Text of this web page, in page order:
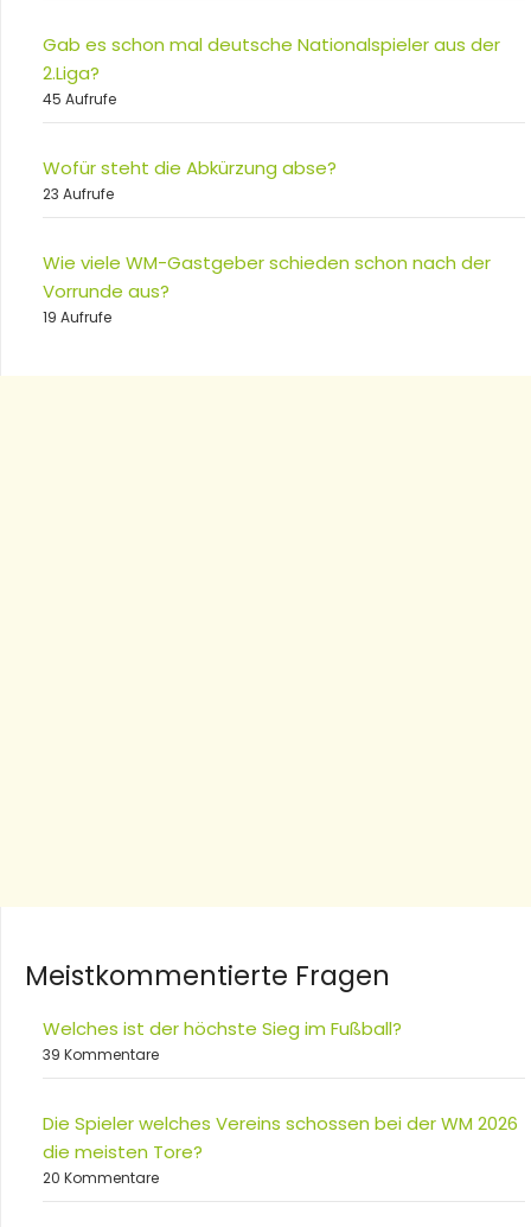
Gab es schon mal deutsche Nationalspieler aus der
2.Liga?
45 Aufrufe
Wofür steht die Abkürzung abse?
23 Aufrufe
Wie viele WM-Gastgeber schieden schon nach der
Vorrunde aus?
19 Aufrufe
Meistkommentierte Fragen
Welches ist der höchste Sieg im Fußball?
39 Kommentare
Die Spieler welches Vereins schossen bei der WM 2026
die meisten Tore?
20 Kommentare